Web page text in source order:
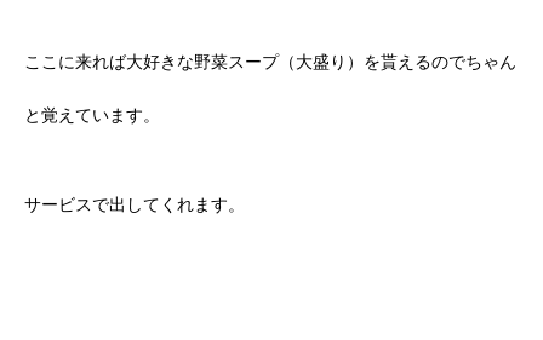
ここに来れば大好きな野菜スープ（大盛り）を貰えるのでちゃん
と覚えています。
サービスで出してくれます。